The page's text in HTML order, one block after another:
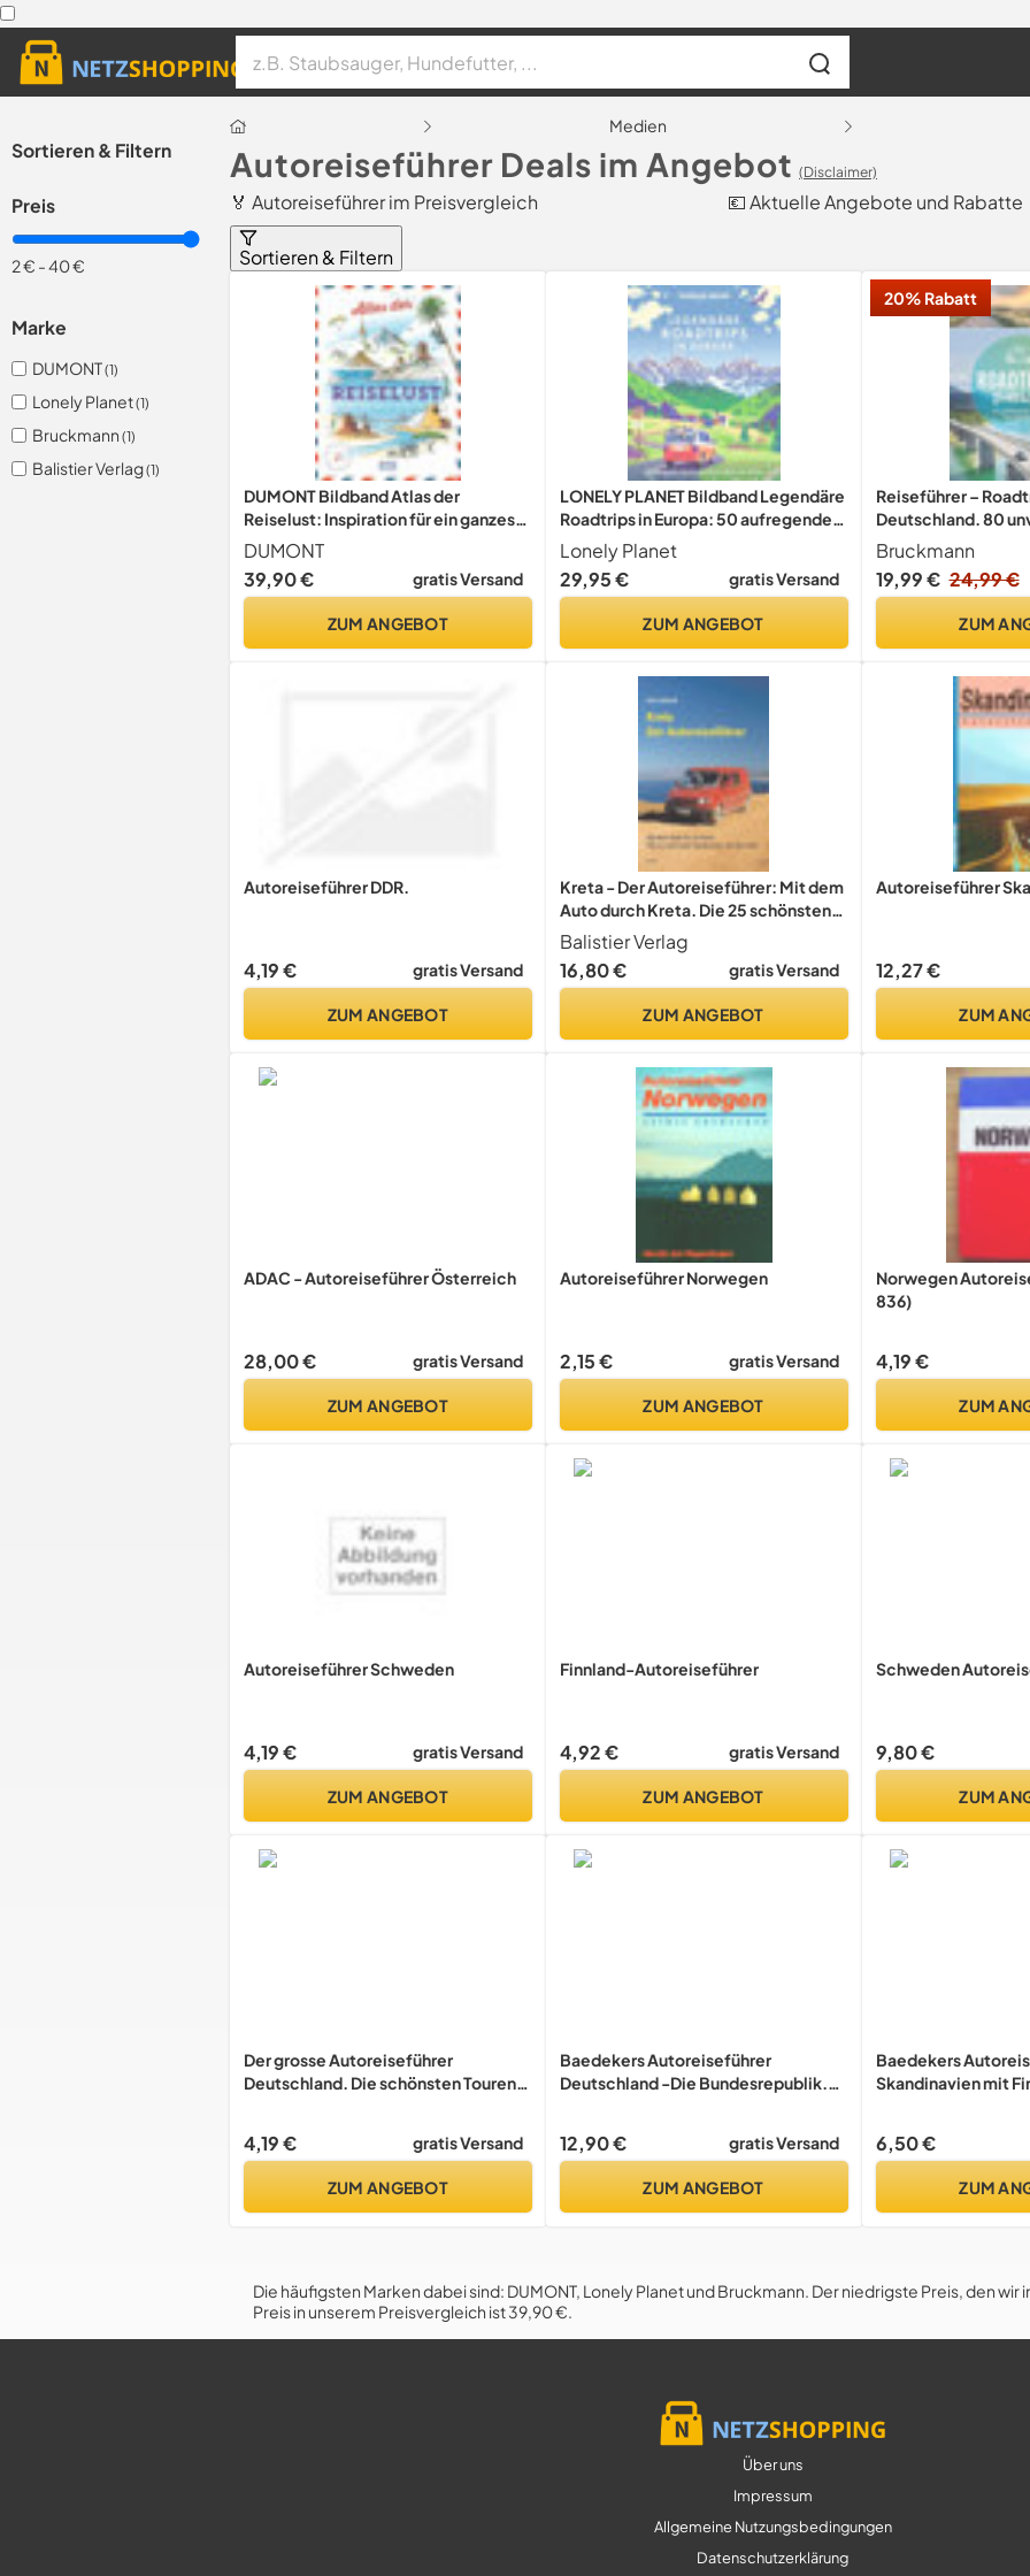
Sortieren & Filtern
Preis
2 € -40 €
Marke
DUMONT(1)
Lonely Planet(1)
Bruckmann (1)
Balistier Verlag(1)
Medien
Autoreiseführer Deals im Angebot (Disclaimer)
🏅 Autoreiseführer im Preisvergleich 💶 Aktuelle Angebote und Rabatte
Sortieren & Filtern
DUMONT Bildband Atlas der
Reiselust: Inspiration für ein ganzes
Leben
DUMONT
39,90 €
gratis Versand
ZUM ANGEBOT
LONELY PLANET Bildband Legendäre
Roadtrips in Europa: 50 aufregende
Touren zwischen Island und Sizilien
Lonely Planet
29,95 €
gratis Versand
ZUM ANGEBOT
20% Rabatt
Reiseführer –
Deutschland. 80
Touren mit dem
Märchenstraße und
Traumstraßen.
Deutschlands
Bruckmann
19,99 € 24,99 €
ZUM
Autoreiseführer DDR.
4,19 € gratis Versand
ZUM ANGEBOT
Kreta - Der Autoreiseführer: Mit dem
Auto durch Kreta. Die 25 schönsten
Rundtouren auf der Insel
(Reiseberichte aus Hellas)
Balistier Verlag
16,80 €
gratis Versand
ZUM ANGEBOT
Autoreiseführer
12,27 €
ZUM
ADAC - Autoreiseführer Österreich
28,00 € gratis Versand
ZUM ANGEBOT
Autoreiseführer Norwegen
2,15 € gratis Versand
ZUM ANGEBOT
Norwegen
836)
4,19 €
ZUM
Autoreiseführer Schweden
4,19 € gratis Versand
ZUM ANGEBOT
Finnland-Autoreiseführer
4,92 € gratis Versand
ZUM ANGEBOT
Schweden
9,80 €
ZUM
Der grosse Autoreiseführer
Deutschland. Die schönsten Touren
4,19 € gratis Versand
ZUM ANGEBOT
Baedekers Autoreiseführer
Deutschland -Die Bundesrepublik.
12,90 € gratis Versand
ZUM ANGEBOT
Baedekers
Skandinavien mit
6,50 €
ZUM
Die häufigsten Marken dabei sind: DUMONT, Lonely Planet und Bruckmann. Der niedrigste Preis, den
Preis in unserem Preisvergleich ist 39,90 €.
Über uns
Impressum
Allgemeine Nutzungsbedingungen
Datenschutzerklärung